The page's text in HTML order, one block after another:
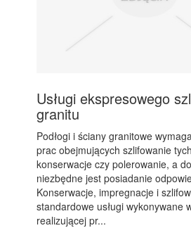
Usługi ekspresowego
granitu
Podłogi i ściany granitowe
prac obejmujących szlifowanie
konserwacje czy polerowanie, a
niezbędne jest posiadanie
Konserwacje, impregnacje i
standardowe usługi wykonywane
realizującej pr...